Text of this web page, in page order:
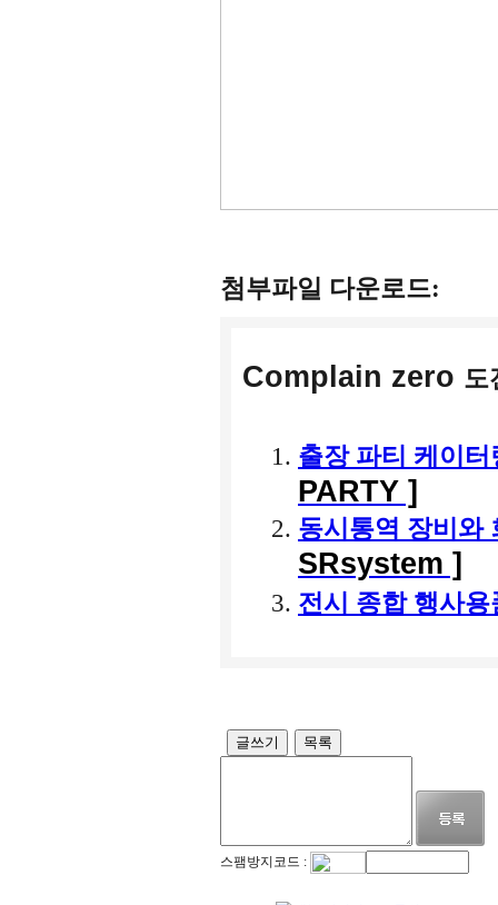
첨부파일 다운로드:
Complain zero 도
출장 파티 케이
PARTY ]
동시통역 장비
SRsystem ]
전시 종합 행사
글쓰기 목록
스팸방지코드 :